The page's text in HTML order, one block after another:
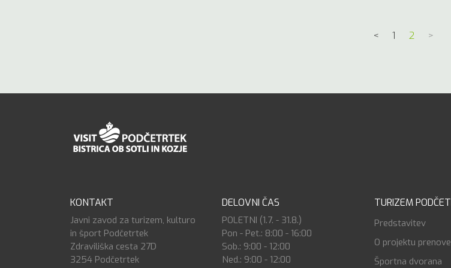
< 1 2 >
KONTAKT
Javni zavod za turizem, kulturo
in šport Podčetrtek
Zdraviliška cesta 27D
3254 Podčetrtek
DELOVNI ČAS
POLETNI (1.7. - 31.8.)
Pon - Pet.: 8:00 - 16:00
Sob.: 9:00 - 12:00
Ned.: 9:00 - 12:00
TURIZEM
Predstavitev
O projektu prenove
Športna dvorana